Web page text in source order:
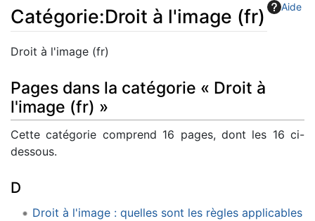
Aide
Catégorie:Droit à l'image (fr)
Aller à : navigation,
Droit à l'image (fr)
Pages dans la catégorie « Droit à
l'image (fr) »
Cette catégorie comprend 16 pages, dont les 16 ci-
dessous.
D
Droit à l'image : quelles sont les règles applicables